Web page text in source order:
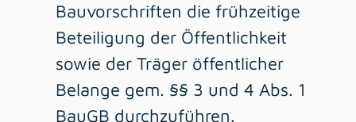
Bauvorschriften die frühzeitige
Beteiligung der Öffentlichkeit
sowie der Träger öffentlicher
Belange gem. §§ 3 und 4 Abs. 1
BauGB durchzuführen.